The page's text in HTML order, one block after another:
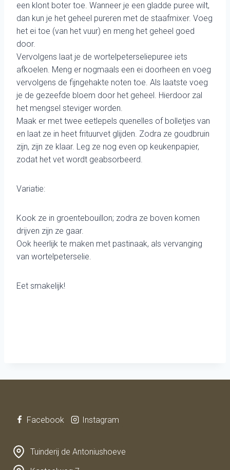
een klont boter toe. Wanneer je een gladde puree wilt,
dan kun je het geheel pureren met de staafmixer. Voeg
het ei toe (van het vuur) en meng het geheel goed
door.
Vervolgens laat je de wortelpeterseliepuree iets
afkoelen. Meng er nogmaals een ei doorheen en voeg
vervolgens de fijngehakte noten toe. Als laatste voeg
je de gezeefde bloem door het geheel. Hierdoor zal
het mengsel steviger worden.
Maak er met twee eetlepels quenelles of bolletjes van
en laat ze in heet frituurvet glijden. Zodra ze goudbruin
zijn, zijn ze klaar. Leg ze nog even op keukenpapier,
zodat het vet wordt geabsorbeerd.
Variatie:
Kook ze in groentebouillon; zodra ze boven komen
drijven zijn ze gaar.
Ook heerlijk te maken met pastinaak, als vervanging
van wortelpeterselie.
Eet smakelijk!
Facebook Instagram
Tuinderij de Antoniushoeve